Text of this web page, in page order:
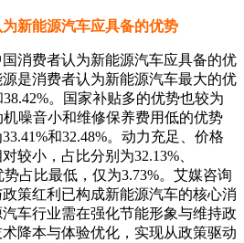
新能源汽车应具备的优势
消费者认为新能源汽车应具备的优
是消费者认为新能源汽车最大的优
。国家补贴多的优势也较为
机噪音小和维修保养费用低的优势
和32.48%。动力充足、价格
较小，占比分别为32.13%、
势占比最低，仅为3.73%。艾媒咨询
策红利已构成新能源汽车的核心消
车行业需在强化节能形象与维持政
降本与体验优化，实现从政策驱动